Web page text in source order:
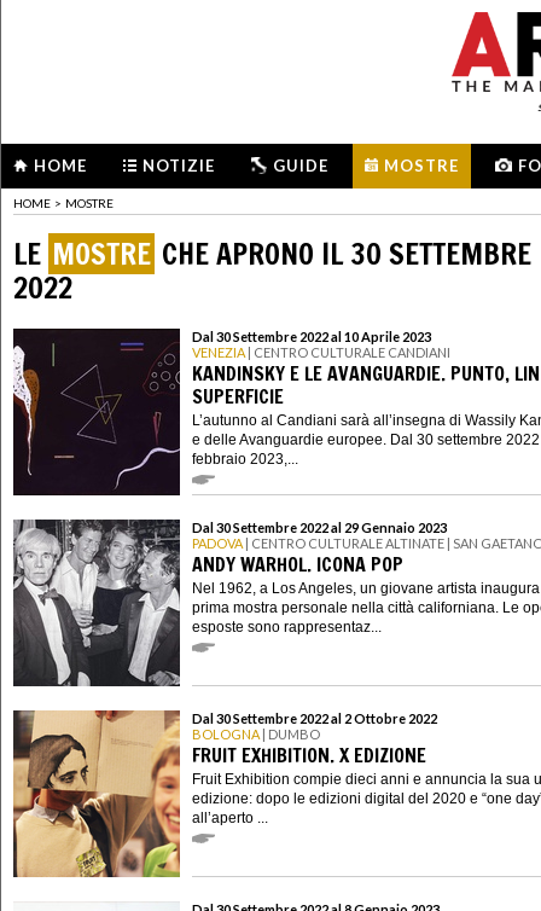
HOME NOTIZIE GUIDE MOSTRE
HOME > MOSTRE
LE MOSTRE CHE APRONO IL 30 SETTEMBRE
2022
Dal 30 Settembre 2022 al 10 Aprile 2023
VENEZIA | CENTRO CULTURALE CANDIANI
KANDINSKY E LE AVANGUARDIE. PUNTO,
SUPERFICIE
L’autunno al Candiani sarà all’insegna di Wassily
e delle Avanguardie europee. Dal 30 settembre
febbraio 2023,...
Dal 30 Settembre 2022 al 29 Gennaio 2023
PADOVA | CENTRO CULTURALE ALTINATE | SAN
ANDY WARHOL. ICONA POP
Nel 1962, a Los Angeles, un giovane artista
prima mostra personale nella città californiana. Le
esposte sono rappresentaz...
Dal 30 Settembre 2022 al 2 Ottobre 2022
BOLOGNA | DUMBO
FRUIT EXHIBITION. X EDIZIONE
Fruit Exhibition compie dieci anni e annuncia la sua
edizione: dopo le edizioni digital del 2020 e “one
all’aperto ...